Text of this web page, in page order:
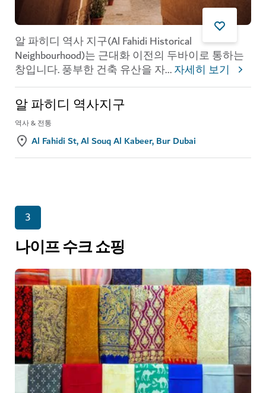
알 파히디 역사 지구(Al Fahidi Historical
Neighbourhood)는 근대화 이전의 두바이로 통하는
창입니다. 풍부한 건축 유산을 자...자세히 보기
알 파히디 역사지구
역사 & 전통
Al Fahidi St, Al Souq Al Kabeer, Bur Dubai
3
나이프 수크 쇼핑